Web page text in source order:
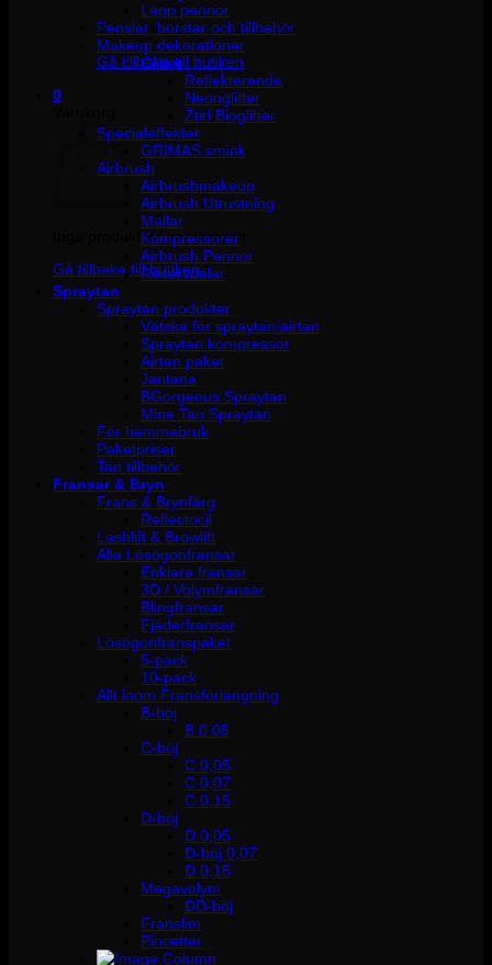
Inga produkter i varukorgen.
Gå tillbaka till butiken
0
Inga produkter i varukorgen.
Gå tillbaka till butiken
Läpp pennor
Penslar, borstar och tillbehör
Makeup dekorationer
Glitter
Reflekterande
Neonglitter
Ztirl Bioglitter
Specialeffekter
GRIMAS smink
Airbrush
Airbrushmakeup
Airbrush Utrustning
Mallar
Kompressorer
Airbrush Pennor
Reservdelar
Spraytan
Spraytan produkter
Vätska för spraytan/airtan
Spraytan kompressor
Airtan paket
Jantana
BGorgeous Spraytan
Mine Tan Spraytan
För hemmabruk
Paketpriser
Tan tillbehör
Fransar & Bryn
Frans & Brynfärg
Reflectocil
Lashlift & Browlift
Alla Lösögonfransar
Enklare fransar
3D / Volymfransar
Blingfransar
Fjäderfransar
Lösögonfranspaket
5-pack
10-pack
Allt inom Fransförlängning
B-böj
B 0.05
C-böj
C 0,05
C 0,07
C 0,15
D-böj
D 0,05
D-böj 0,07
D 0,15
Megavolym
DD-böj
Franslim
Pincetter